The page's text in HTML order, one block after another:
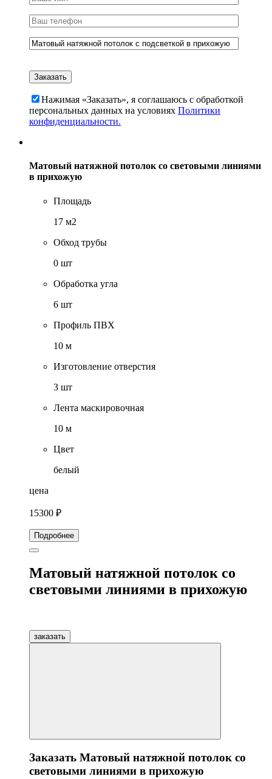
Нажимая «Заказать», я соглашаюсь c обработкой
персональных данных на условиях Политики
конфиденциальности.
Матовый натяжной потолок со световыми линиями
в прихожую
Площадь
17 м2
Обход трубы
0 шт
Обработка угла
6 шт
Профиль ПВХ
10 м
Изготовление отверстия
3 шт
Лента маскировочная
10 м
Цвет
белый
цена
15300 ₽
Подробнее
Матовый натяжной потолок со
световыми линиями в прихожую
заказать
Заказать Матовый натяжной потолок со
световыми линиями в прихожую